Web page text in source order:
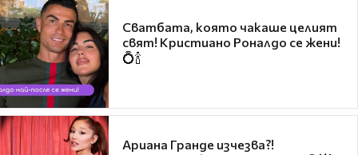
Сватбата, която чакаше целият
свят! Кристиано Роналдо се жени!
💍🍾
Ариана Гранде изчезва?!